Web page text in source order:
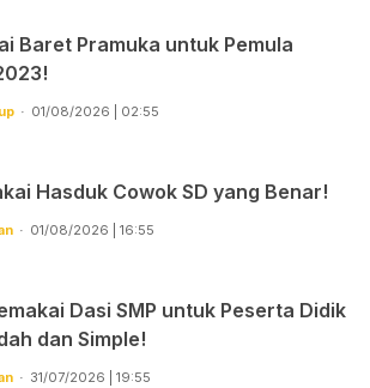
Baret Pramuka untuk Pemula
01/08/2026 | 02:55
Hasduk Cowok SD yang Benar!
01/08/2026 | 16:55
Dasi SMP untuk Peserta Didik
dan Simple!
31/07/2026 | 19:55